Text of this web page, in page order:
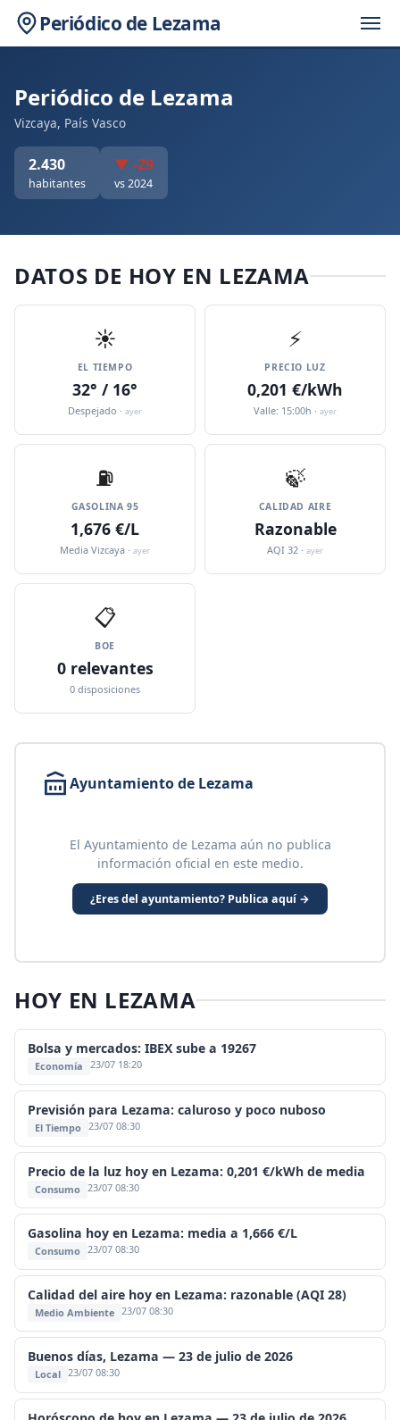
Periódico de Lezama
Periódico de Lezama
Vizcaya, País Vasco
2.430
habitantes
▼ -29
vs 2024
DATOS DE HOY EN LEZAMA
☀️
EL TIEMPO
32° / 16°
Despejado · ayer
⚡
PRECIO LUZ
0,201 €/kWh
Valle: 15:00h · ayer
⛽️
GASOLINA 95
1,676 €/L
Media Vizcaya · ayer
🍃
CALIDAD AIRE
Razonable
AQI 32 · ayer
📋
BOE
0 relevantes
0 disposiciones
Ayuntamiento de Lezama
El Ayuntamiento de Lezama aún no publica
información oficial en este medio.
¿Eres del ayuntamiento? Publica aquí →
HOY EN LEZAMA
Bolsa y mercados: IBEX sube a 19267
Economía 23/07 18:20
Previsión para Lezama: caluroso y poco nuboso
El Tiempo 23/07 08:30
Precio de la luz hoy en Lezama: 0,201 €/kWh de media
Consumo 23/07 08:30
Gasolina hoy en Lezama: media a 1,666 €/L
Consumo 23/07 08:30
Calidad del aire hoy en Lezama: razonable (AQI 28)
Medio Ambiente 23/07 08:30
Buenos días, Lezama — 23 de julio de 2026
Local 23/07 08:30